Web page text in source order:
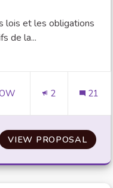
lois et les obligations
de la...
sur l'eau
2 21
VIEW PROPOSAL